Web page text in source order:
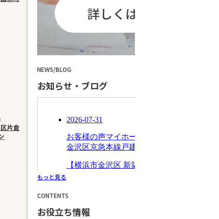
片倉
NEWS/BLOG
お知らせ・ブログ
もっと見る
CONTENTS
お役立ち情報